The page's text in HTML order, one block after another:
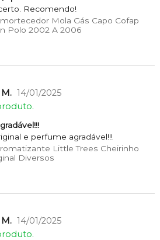
Recomendo!
Mola Gás Capo Cofap
Polo 2002 A 2006
14/01/2025
e perfume agradável!!!
Little Trees Cheirinho
Diversos
14/01/2025